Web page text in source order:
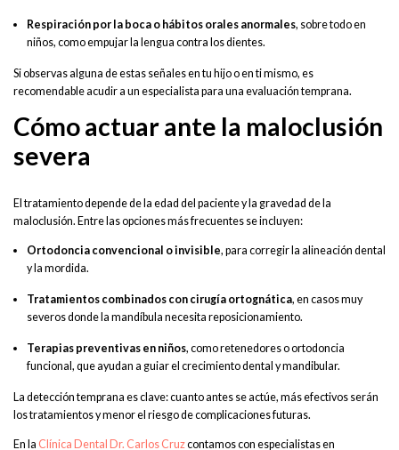
Respiración por la boca o hábitos orales anormales, sobre todo en
niños, como empujar la lengua contra los dientes.
Si observas alguna de estas señales en tu hijo o en ti mismo, es
recomendable acudir a un especialista para una evaluación temprana.
Cómo actuar ante la maloclusión
severa
El tratamiento depende de la edad del paciente y la gravedad de la
maloclusión. Entre las opciones más frecuentes se incluyen:
Ortodoncia convencional o invisible, para corregir la alineación dental
y la mordida.
Tratamientos combinados con cirugía ortognática, en casos muy
severos donde la mandíbula necesita reposicionamiento.
Terapias preventivas en niños, como retenedores o ortodoncia
funcional, que ayudan a guiar el crecimiento dental y mandibular.
La detección temprana es clave: cuanto antes se actúe, más efectivos serán
los tratamientos y menor el riesgo de complicaciones futuras.
En la Clínica Dental Dr. Carlos Cruzcontamos con especialistas en